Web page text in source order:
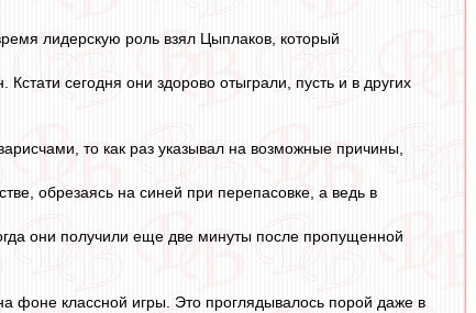
лидерскую роль взял Цыплаков, который
сегодня они здорово отыграли, пусть и в других
то как раз указывал на возможные причины,
обрезаясь на синей при перепасовке, а ведь в
они получили еще две минуты после пропущенной
фоне классной игры. Это проглядывалось порой даже в